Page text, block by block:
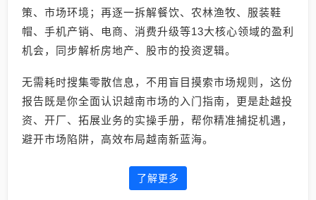
策、市场环境；再逐一拆解餐饮、农林渔牧、服装鞋
帽、手机产销、电商、消费升级等13大核心领域的盈利
机会，同步解析房地产、股市的投资逻辑。
无需耗时搜集零散信息，不用盲目摸索市场规则，这份
报告既是你全面认识越南市场的入门指南，更是赴越投
资、开厂、拓展业务的实操手册，帮你精准捕捉机遇，
避开市场陷阱，高效布局越南新蓝海。
了解更多